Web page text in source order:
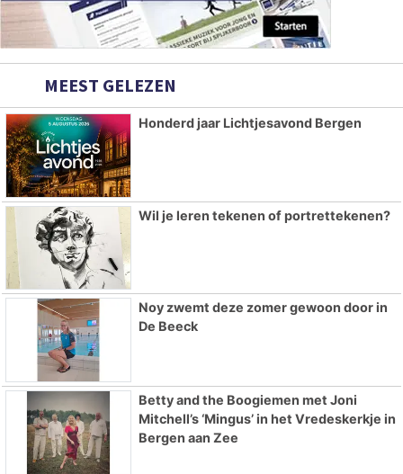
MEEST GELEZEN
Honderd jaar Lichtjesavond Bergen
Wil je leren tekenen of portrettekenen?
Noy zwemt deze zomer gewoon door in
De Beeck
Betty and the Boogiemen met Joni
Mitchell’s ‘Mingus’ in het Vredeskerkje in
Bergen aan Zee